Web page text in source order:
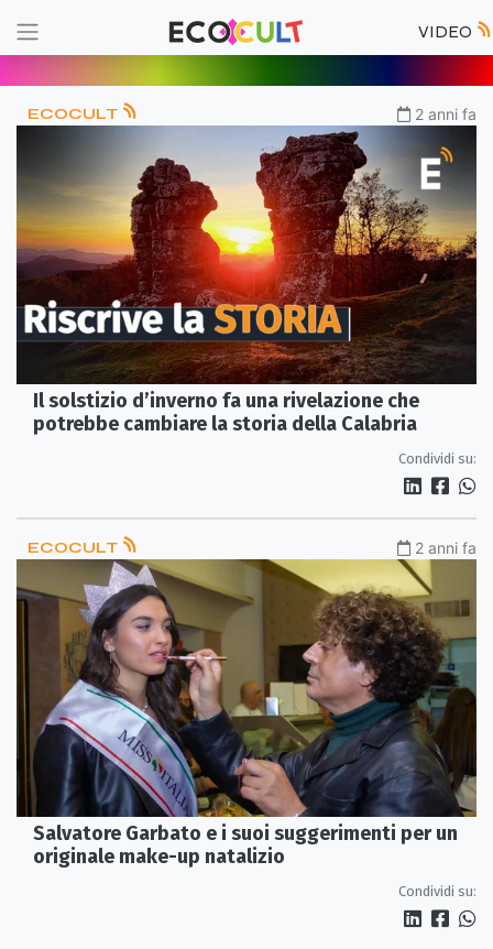
VIDEO
ECOCULT 2 anni fa
Il solstizio d’inverno fa una rivelazione che
potrebbe cambiare la storia della Calabria
Condividi su:
ECOCULT 2 anni fa
Salvatore Garbato e i suoi suggerimenti per un
originale make-up natalizio
Condividi su: